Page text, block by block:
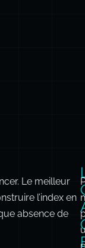
l’index en